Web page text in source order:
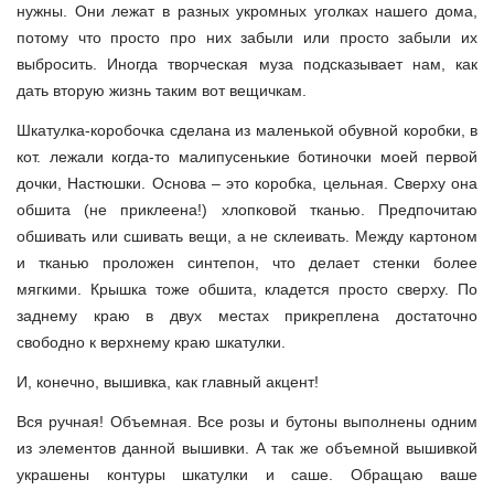
нужны. Они лежат в разных укромных уголках нашего дома,
потому что просто про них забыли или просто забыли их
выбросить. Иногда творческая муза подсказывает нам, как
дать вторую жизнь таким вот вещичкам.
Шкатулка-коробочка сделана из маленькой обувной коробки, в
кот. лежали когда-то малипусенькие ботиночки моей первой
дочки, Настюшки. Основа – это коробка, цельная. Сверху она
обшита (не приклеена!) хлопковой тканью. Предпочитаю
обшивать или сшивать вещи, а не склеивать. Между картоном
и тканью проложен синтепон, что делает стенки более
мягкими. Крышка тоже обшита, кладется просто сверху. По
заднему краю в двух местах прикреплена достаточно
свободно к верхнему краю шкатулки.
И, конечно, вышивка, как главный акцент!
Вся ручная! Объемная. Все розы и бутоны выполнены одним
из элементов данной вышивки. А так же объемной вышивкой
украшены контуры шкатулки и саше. Обращаю ваше